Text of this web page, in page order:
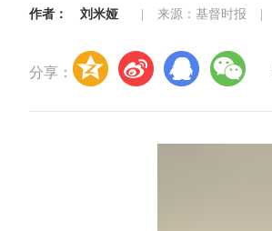
作者： 刘米娅 来源：基督时报
分享：